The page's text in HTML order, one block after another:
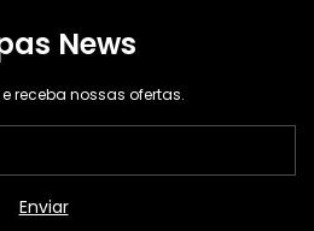
News
receba nossas ofertas.